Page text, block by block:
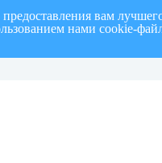
вам
нами cookie-